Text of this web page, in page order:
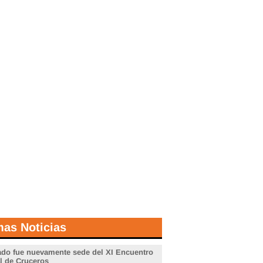
Noticias
fue nuevamente sede del XI Encuentro
de Cruceros